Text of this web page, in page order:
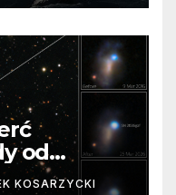
od
Niezwykle
KOSARZYCKI